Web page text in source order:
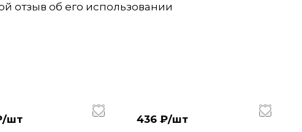
отзыв об его использовании
шт 436 ₽/шт